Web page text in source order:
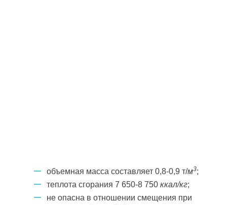
объемная масса составляет 0,8-0,9 т/м3;
теплота сгорания 7 650-8 750ккал/кг;
не опасна в отношении смещения при